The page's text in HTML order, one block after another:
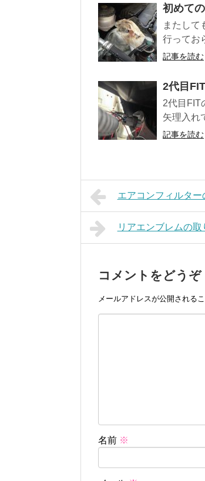
初めて
またして
行ってお
記事を読む
2代目
2代目FIT
矢理入れ
記事を読む
エアコンフィルター
リアエンブレムの取
コメントをどうぞ
メールアドレスが公開される
名前 ※